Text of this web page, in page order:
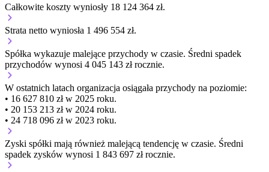
Całkowite koszty wyniosły 18 124 364 zł.
Strata netto wyniosła 1 496 554 zł.
Spółka wykazuje malejące przychody w czasie. Średni spadek
przychodów wynosi 4 045 143 zł rocznie.
W ostatnich latach organizacja osiągała przychody na poziomie:
• 16 627 810 zł w 2025 roku.
• 20 153 213 zł w 2024 roku.
• 24 718 096 zł w 2023 roku.
Zyski spółki mają również malejącą tendencję w czasie. Średni
spadek zysków wynosi 1 843 697 zł rocznie.